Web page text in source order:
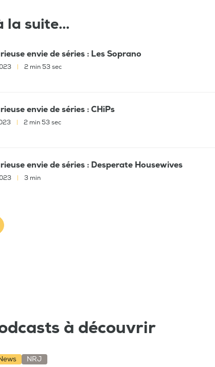
la suite...
envie de séries : Les Soprano
2 min 53 sec
envie de séries : CHiPs
2 min 53 sec
envie de séries : Desperate Housewives
3 min
à découvrir
NRJ